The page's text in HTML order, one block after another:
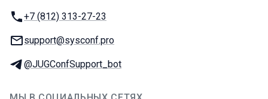
Телефон:
+7 (812) 313-27-23
E-mail:
support@sysconf.pro
Телеграм:
@JUGConfSupport_bot